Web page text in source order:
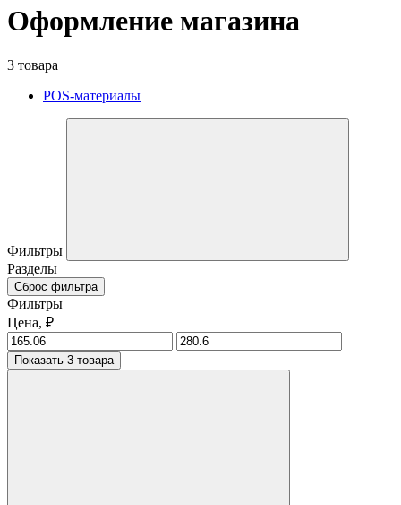
Оформление магазина
3 товара
POS-материалы
Фильтры
Разделы
Сброс фильтра
Фильтры
Цена, ₽
Показать 3 товара